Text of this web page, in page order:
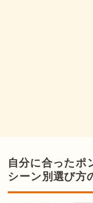
自分に合ったポ
シーン別選び方